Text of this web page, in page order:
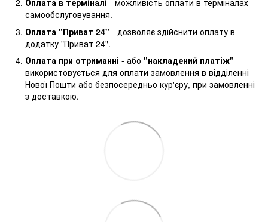
Оплата в терміналі - можливість оплати в терміналах
самообслуговування.
Оплата "Приват 24" - дозволяє здійснити оплату в
додатку "Приват 24".
Оплата при отриманні - або "накладений платіж"
використовується для оплати замовлення в відділенні
Нової Пошти або безпосередньо кур'єру, при замовленні
з доставкою.